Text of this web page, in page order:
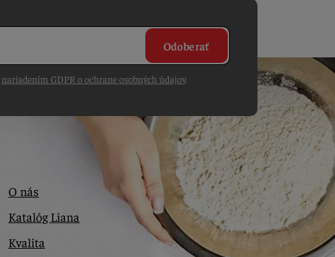
Odoberať
nariadením GDPR o ochrane osobných údajov.
O nás
Katalóg Liana
Kvalita